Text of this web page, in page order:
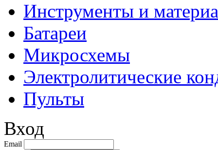
Инструменты и
Батареи
Микросхемы
Электролитические
Пульты
Вход
Email